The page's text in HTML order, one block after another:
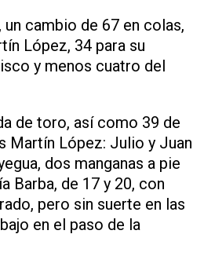
un cambio de 67 en colas,
López, 34 para su
y menos cuatro del
de toro, así como 39 de
Martín López: Julio y Juan
dos manganas a pie
Barba, de 17 y 20, con
pero sin suerte en las
en el paso de la